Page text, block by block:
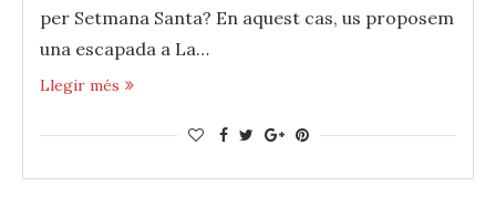
per Setmana Santa? En aquest cas, us proposem
una escapada a La…
Llegir més